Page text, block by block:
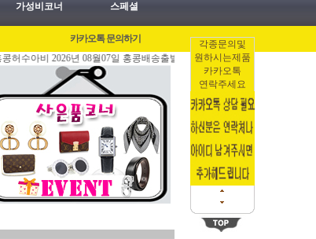
각종문의및
원하시는제품
카카오톡
연락주세요
가성비코너 스페셜
카카오톡 문의하기
2026년 08월07일 홍콩배송출발 안내 공지. [08/06] 홍콩명품쇼핑몰.